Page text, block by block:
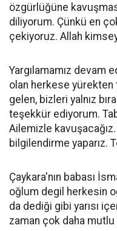
özgürlüğüne
diliyorum. Çünkü en
çekiyoruz. Allah
Yargılamamız devam
olan herkese
gelen, bizleri yalnız
teşekkür ediyorum.
Ailemizle
bilgilendirme yaparız.
Çaykara'nın babası
oğlum degil herkesin
da dediği gibi yarısı
zaman çok daha